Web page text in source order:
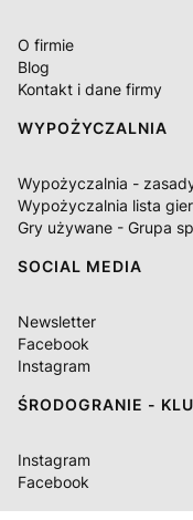
O firmie
Blog
Kontakt i dane firmy
WYPOŻYCZALNIA
Wypożyczalnia -
Wypożyczalnia lista gier
Gry używane - Grupa
SOCIAL MEDIA
Newsletter
Facebook
Instagram
ŚRODOGRANIE -
Instagram
Facebook